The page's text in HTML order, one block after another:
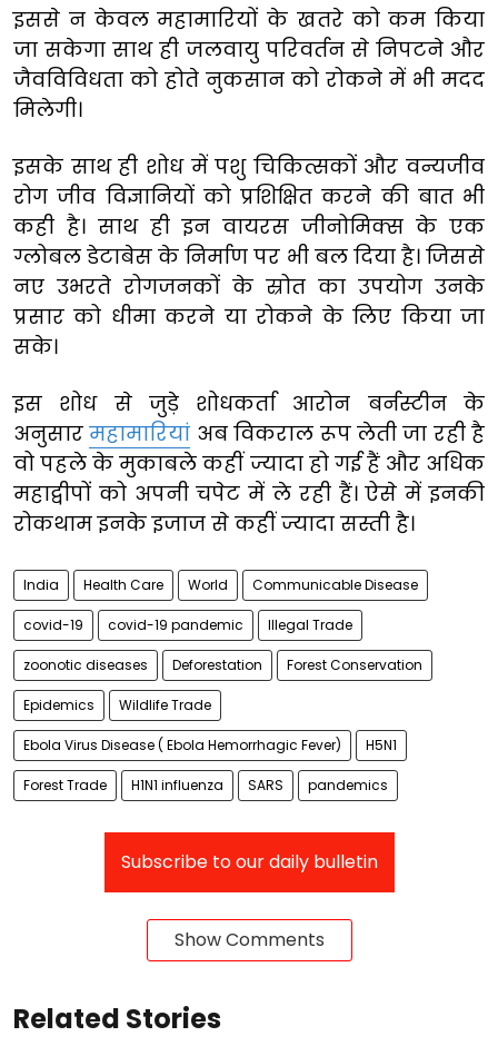
इससे न केवल महामारियों के खतरे को कम किया
जा सकेगा साथ ही जलवायु परिवर्तन से निपटने और
जैवविविधता को होते नुकसान को रोकने में भी मदद
मिलेगी।
इसके साथ ही शोध में पशु चिकित्सकों और वन्यजीव
रोग जीव विज्ञानियों को प्रशिक्षित करने की बात भी
कही है। साथ ही इन वायरस जीनोमिक्स के एक
ग्लोबल डेटाबेस के निर्माण पर भी बल दिया है। जिससे
नए उभरते रोगजनकों के स्रोत का उपयोग उनके
प्रसार को धीमा करने या रोकने के लिए किया जा
सके।
इस शोध से जुड़े शोधकर्ता आरोन बर्नस्टीन के
अनुसारमहामारियां अब विकराल रूप लेती जा रही है
वो पहले के मुकाबले कहीं ज्यादा हो गई हैं और अधिक
महाद्वीपों को अपनी चपेट में ले रही हैं। ऐसे में इनकी
रोकथाम इनके इजाज से कहीं ज्यादा सस्ती है।
India Health Care World Communicable Disease
covid-19 covid-19 pandemic Illegal Trade
zoonotic diseases Deforestation Forest Conservation
Epidemics Wildlife Trade
Ebola Virus Disease ( Ebola Hemorrhagic Fever) H5N1
Forest Trade H1N1 influenza SARS pandemics
Subscribe to our daily bulletin
Show Comments
Related Stories